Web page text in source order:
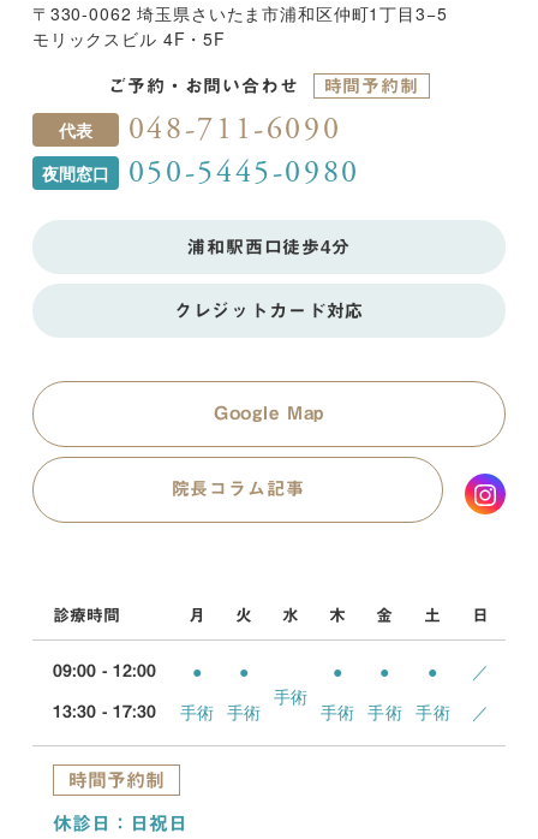
〒330-0062 埼玉県さいたま市浦和区仲町1丁目3−5
モリックスビル 4F・5F
ご予約・お問い合わせ 時間予約制
代表 048-711-6090
夜間窓口 050-5445-0980
浦和駅西口徒歩4分
クレジットカード対応
Google Map
院長コラム記事
診療時間 月 火 水 木 金 土 日
09:00 - 12:00 ●
●
手術
● ● ● ／
13:30 - 17:30 手術 手術 手術 手術 手術 ／
時間予約制
休診日：日祝日